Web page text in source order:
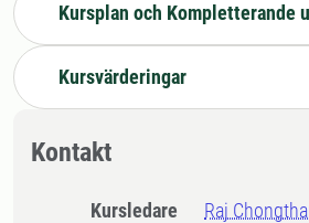
Kursplan och Kompletterande
Kursvärderingar
Kontakt
Kursledare Raj